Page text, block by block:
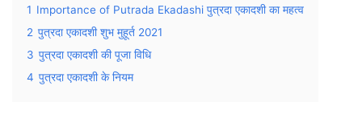
1 Importance of Putrada Ekadashi पुत्रदा एकादशी का महत्व
2 पुत्रदा एकादशी शुभ मुहूर्त 2021
3 पुत्रदा एकादशी की पूजा विधि
4 पुत्रदा एकादशी के नियम